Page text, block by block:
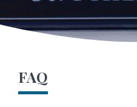
FAQ